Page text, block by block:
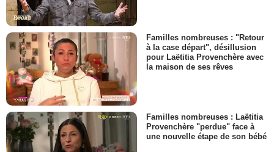
Familles nombreuses : "Retour
à la case départ", désillusion
pour Laëtitia Provenchère avec
la maison de ses rêves
Familles nombreuses : Laëtitia
Provenchère "perdue" face à
une nouvelle étape de son bébé